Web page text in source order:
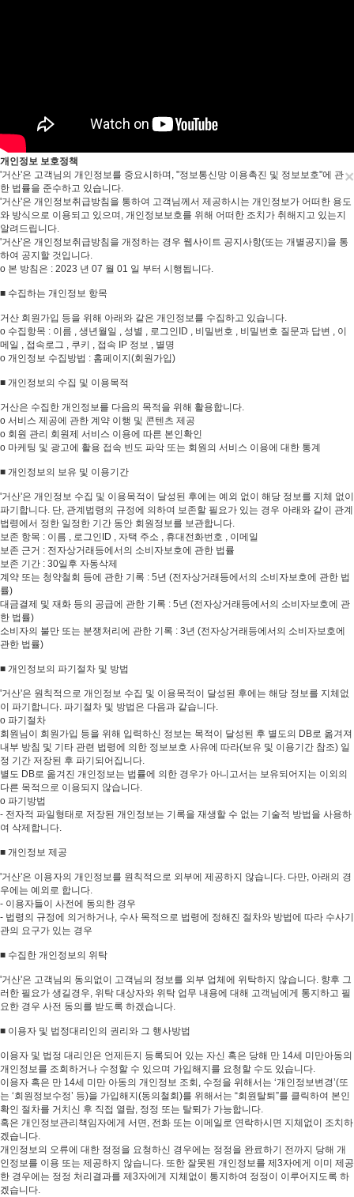
개인정보 보호정책
×
'거산'은 고객님의 개인정보를 중요시하며, "정보통신망 이용촉진 및 정보보호"에 관
한 법률을 준수하고 있습니다.
'거산'은 개인정보취급방침을 통하여 고객님께서 제공하시는 개인정보가 어떠한 용도
와 방식으로 이용되고 있으며, 개인정보보호를 위해 어떠한 조치가 취해지고 있는지
알려드립니다.
'거산'은 개인정보취급방침을 개정하는 경우 웹사이트 공지사항(또는 개별공지)을 통
하여 공지할 것입니다.
ο 본 방침은 : 2023 년 07 월 01 일 부터 시행됩니다.
■ 수집하는 개인정보 항목
거산 회원가입 등을 위해 아래와 같은 개인정보를 수집하고 있습니다.
ο 수집항목 : 이름 , 생년월일 , 성별 , 로그인ID , 비밀번호 , 비밀번호 질문과 답변 , 이
메일 , 접속로그 , 쿠키 , 접속 IP 정보 , 별명
ο 개인정보 수집방법 : 홈페이지(회원가입)
■ 개인정보의 수집 및 이용목적
거산은 수집한 개인정보를 다음의 목적을 위해 활용합니다.
ο 서비스 제공에 관한 계약 이행 및 콘텐츠 제공
ο 회원 관리 회원제 서비스 이용에 따른 본인확인
ο 마케팅 및 광고에 활용 접속 빈도 파악 또는 회원의 서비스 이용에 대한 통계
■ 개인정보의 보유 및 이용기간
'거산'은 개인정보 수집 및 이용목적이 달성된 후에는 예외 없이 해당 정보를 지체 없이
파기합니다. 단, 관계법령의 규정에 의하여 보존할 필요가 있는 경우 아래와 같이 관계
법령에서 정한 일정한 기간 동안 회원정보를 보관합니다.
보존 항목 : 이름 , 로그인ID , 자택 주소 , 휴대전화번호 , 이메일
보존 근거 : 전자상거래등에서의 소비자보호에 관한 법률
보존 기간 : 30일후 자동삭제
계약 또는 청약철회 등에 관한 기록 : 5년 (전자상거래등에서의 소비자보호에 관한 법
률)
대금결제 및 재화 등의 공급에 관한 기록 : 5년 (전자상거래등에서의 소비자보호에 관
한 법률)
소비자의 불만 또는 분쟁처리에 관한 기록 : 3년 (전자상거래등에서의 소비자보호에
관한 법률)
■ 개인정보의 파기절차 및 방법
'거산'은 원칙적으로 개인정보 수집 및 이용목적이 달성된 후에는 해당 정보를 지체없
이 파기합니다. 파기절차 및 방법은 다음과 같습니다.
ο 파기절차
회원님이 회원가입 등을 위해 입력하신 정보는 목적이 달성된 후 별도의 DB로 옮겨져
내부 방침 및 기타 관련 법령에 의한 정보보호 사유에 따라(보유 및 이용기간 참조) 일
정 기간 저장된 후 파기되어집니다.
별도 DB로 옮겨진 개인정보는 법률에 의한 경우가 아니고서는 보유되어지는 이외의
다른 목적으로 이용되지 않습니다.
ο 파기방법
- 전자적 파일형태로 저장된 개인정보는 기록을 재생할 수 없는 기술적 방법을 사용하
여 삭제합니다.
■ 개인정보 제공
'거산'은 이용자의 개인정보를 원칙적으로 외부에 제공하지 않습니다. 다만, 아래의 경
우에는 예외로 합니다.
- 이용자들이 사전에 동의한 경우
- 법령의 규정에 의거하거나, 수사 목적으로 법령에 정해진 절차와 방법에 따라 수사기
관의 요구가 있는 경우
■ 수집한 개인정보의 위탁
'거산'은 고객님의 동의없이 고객님의 정보를 외부 업체에 위탁하지 않습니다. 향후 그
러한 필요가 생길경우, 위탁 대상자와 위탁 업무 내용에 대해 고객님에게 통지하고 필
요한 경우 사전 동의를 받도록 하겠습니다.
■ 이용자 및 법정대리인의 권리와 그 행사방법
이용자 및 법정 대리인은 언제든지 등록되어 있는 자신 혹은 당해 만 14세 미만아동의
개인정보를 조회하거나 수정할 수 있으며 가입해지를 요청할 수도 있습니다.
이용자 혹은 만 14세 미만 아동의 개인정보 조회, 수정을 위해서는 ‘개인정보변경’(또
는 ‘회원정보수정’ 등)을 가입해지(동의철회)를 위해서는 “회원탈퇴”를 클릭하여 본인
확인 절차를 거치신 후 직접 열람, 정정 또는 탈퇴가 가능합니다.
혹은 개인정보관리책임자에게 서면, 전화 또는 이메일로 연락하시면 지체없이 조치하
겠습니다.
개인정보의 오류에 대한 정정을 요청하신 경우에는 정정을 완료하기 전까지 당해 개
인정보를 이용 또는 제공하지 않습니다. 또한 잘못된 개인정보를 제3자에게 이미 제공
한 경우에는 정정 처리결과를 제3자에게 지체없이 통지하여 정정이 이루어지도록 하
겠습니다.